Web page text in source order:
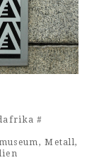
#
,Metall,